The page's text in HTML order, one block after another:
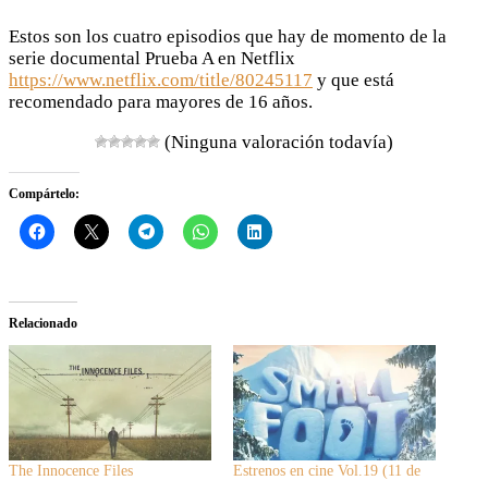
Estos son los cuatro episodios que hay de momento de la
serie documental Prueba A en Netflix
https://www.netflix.com/title/80245117 y que está
recomendado para mayores de 16 años.
(Ninguna valoración todavía)
Compártelo:
Relacionado
The Innocence Files
Estrenos en cine Vol.19 (11 de